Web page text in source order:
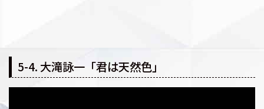
5-4. 大滝詠一「君は天然色」